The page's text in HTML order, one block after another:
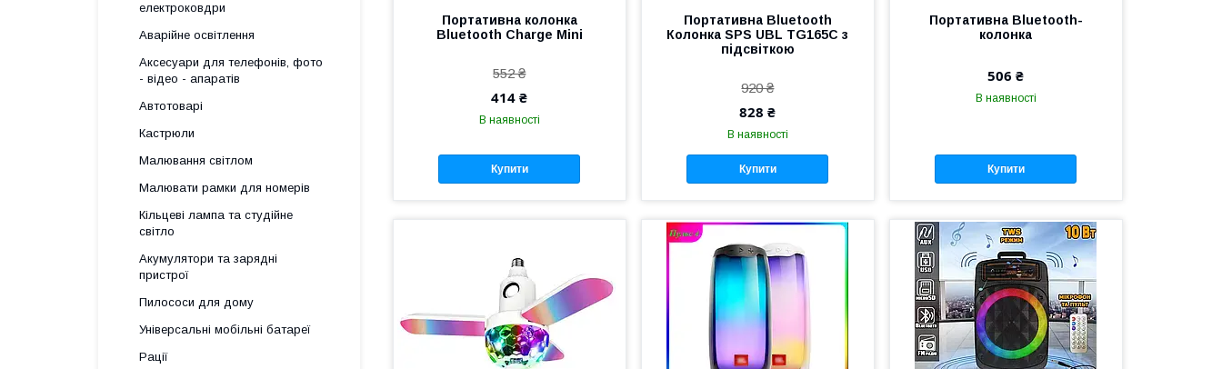
Портативна колонка
Bluetooth Charge Mini
552 ₴
414 ₴
В наявності
Купити
Портативна Bluetooth
Колонка SPS UBL TG165C з
підсвіткою
920 ₴
828 ₴
В наявності
Купити
Портативна Bluetooth-
колонка
506 ₴
В наявності
Купити
електроковдри
Аварійне освітлення
Аксесуари для телефонів, фото
- відео - апаратів
Автотоварі
Кастрюли
Малювання світлом
Малювати рамки для номерів
Кільцеві лампа та студійне
світло
Акумулятори та зарядні
пристрої
Пилососи для дому
Універсальні мобільні батареї
Рації